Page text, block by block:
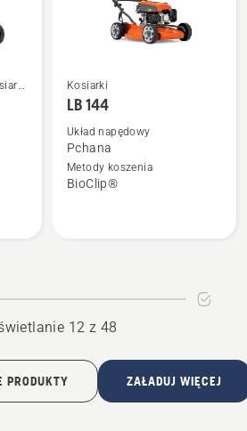
Zobacz
szczegółów
LB 144
Kosiarki
LB 144
Układ napędowy
Pchana
Metody koszenia
BioClip®
12 z 48
PRODUKTY ZAŁADUJ WIĘCEJ